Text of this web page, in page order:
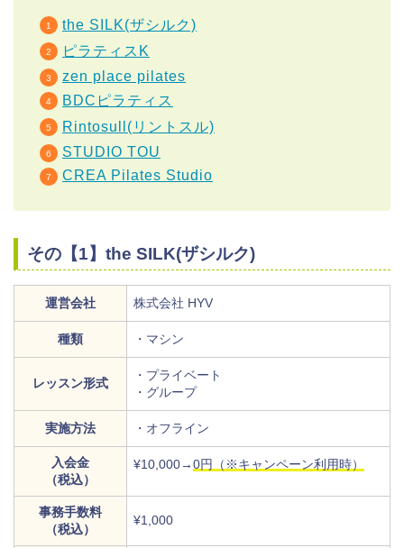
the SILK(ザシルク)
ピラティスK
zen place pilates
BDCピラティス
Rintosull(リントスル)
STUDIO TOU
CREA Pilates Studio
その【1】the SILK(ザシルク)
運営会社 株式会社 HYV
種類 ・マシン
レッスン形式
・プライベート
・グループ
実施方法 ・オフライン
入会金
（税込）
¥10,000→0円（※キャンペーン利用時）
事務手数料
（税込）
¥1,000